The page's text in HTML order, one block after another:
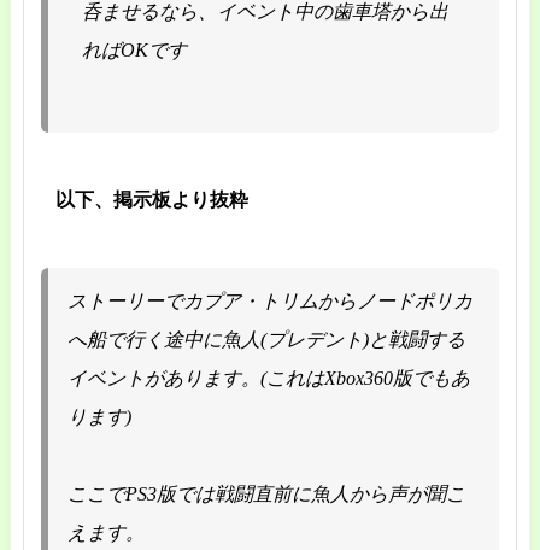
呑ませるなら、イベント中の歯車塔から出
ればOKです
以下、掲示板より抜粋
ストーリーでカプア・トリムからノードポリカ
へ船で行く途中に魚人(プレデント)と戦闘する
イベントがあります。(これはXbox360版でもあ
ります)
ここでPS3版では戦闘直前に魚人から声が聞こ
えます。